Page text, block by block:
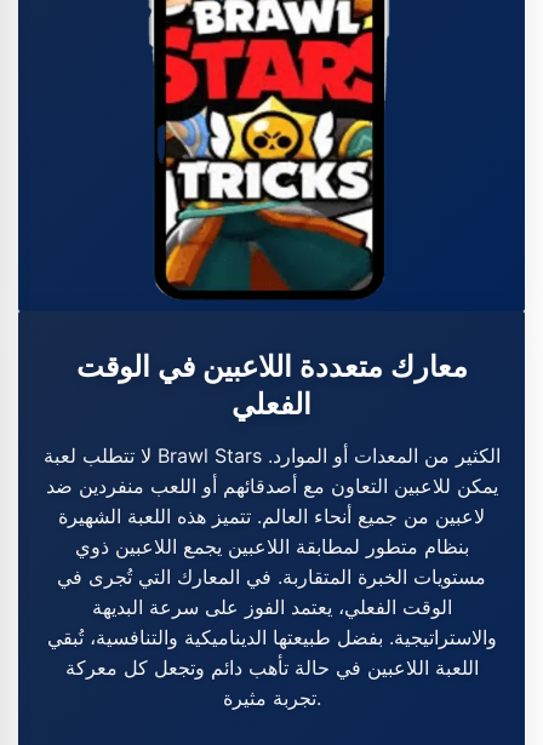
معارك متعددة اللاعبين في الوقت
الفعلي
لا تتطلب لعبة Brawl Stars الكثير من المعدات أو الموارد.
يمكن للاعبين التعاون مع أصدقائهم أو اللعب منفردين ضد
لاعبين من جميع أنحاء العالم. تتميز هذه اللعبة الشهيرة
بنظام متطور لمطابقة اللاعبين يجمع اللاعبين ذوي
مستويات الخبرة المتقاربة. في المعارك التي تُجرى في
الوقت الفعلي، يعتمد الفوز على سرعة البديهة
والاستراتيجية. بفضل طبيعتها الديناميكية والتنافسية، تُبقي
اللعبة اللاعبين في حالة تأهب دائم وتجعل كل معركة
تجربة مثيرة.